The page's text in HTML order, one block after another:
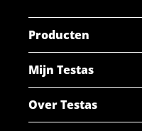
Producten
Mijn Testas
Over Testas